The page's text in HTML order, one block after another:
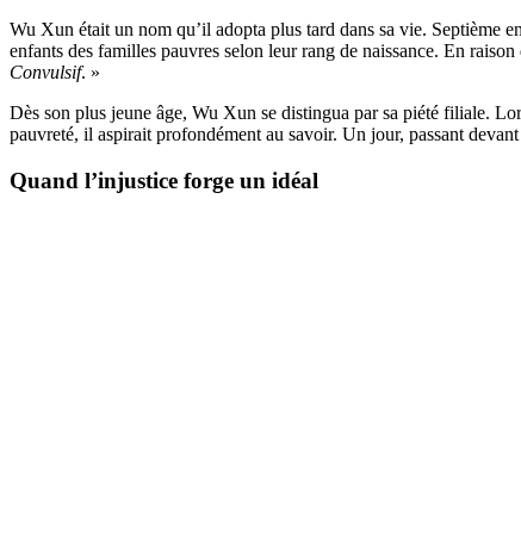
Wu Xun était un nom qu’il adopta plus tard dans sa vie. Septième
enfants des familles pauvres selon leur rang de naissance. En
Convulsif. »
Dès son plus jeune âge, Wu Xun se distingua par sa piété filiale.
pauvreté, il aspirait profondément au savoir. Un jour, passant
Quand l’injustice forge un idéal